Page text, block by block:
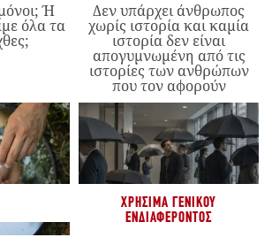
Ή
όλα τα
Δεν υπάρχει άνθρωπος
χωρίς ιστορία και καμία
ιστορία δεν είναι
απογυμνωμένη από τις
ιστορίες των ανθρώπων
που τον αφορούν
ΧΡΉΣΙΜΑ ΓΕΝΙΚΟΎ
ΕΝΔΙΑΦΈΡΟΝΤΟΣ